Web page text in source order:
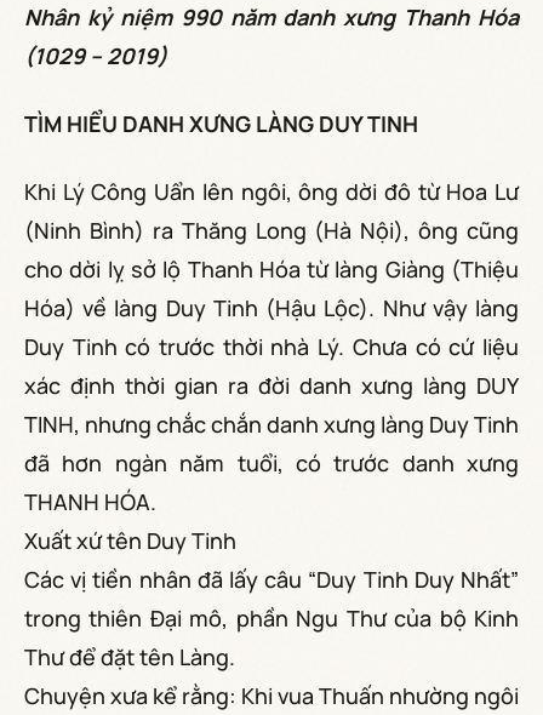
Nhân kỷ niệm 990 năm danh xưng Thanh Hóa
(1029 – 2019)
TÌM HIỂU DANH XƯNG LÀNG DUY TINH
Khi Lý Công Uẩn lên ngôi, ông dời đô từ Hoa Lư
(Ninh Bình) ra Thăng Long (Hà Nội), ông cũng
cho dời lỵ sở lộ Thanh Hóa từ làng Giàng (Thiệu
Hóa) về làng Duy Tinh (Hậu Lộc). Như vậy làng
Duy Tinh có trước thời nhà Lý. Chưa có cứ liệu
xác định thời gian ra đời danh xưng làng DUY
TINH, nhưng chắc chắn danh xưng làng Duy Tinh
đã hơn ngàn năm tuổi, có trước danh xưng
THANH HÓA.
Xuất xứ tên Duy Tinh
Các vị tiền nhân đã lấy câu “Duy Tinh Duy Nhất”
trong thiên Đại mô, phần Ngu Thư của bộ Kinh
Thư để đặt tên Làng.
Chuyện xưa kể rằng: Khi vua Thuấn nhường ngôi